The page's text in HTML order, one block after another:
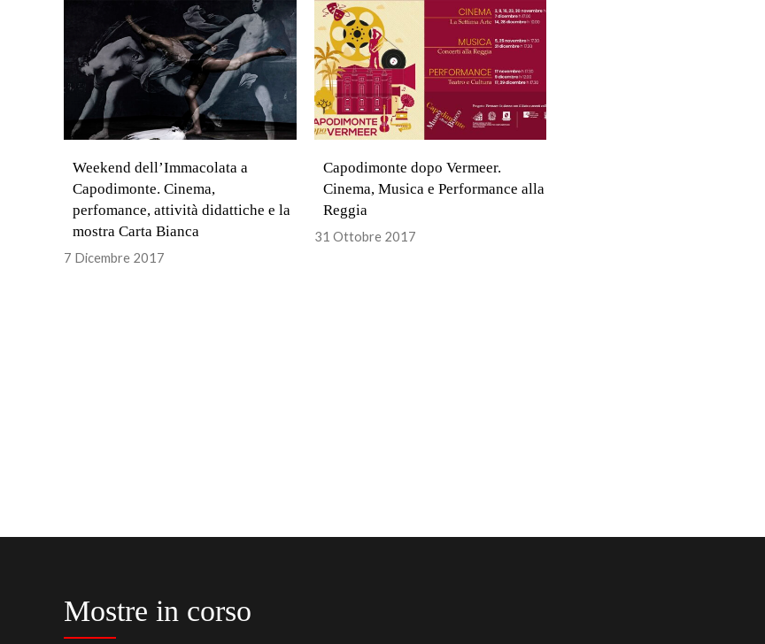
Weekend dell’Immacolata a
Capodimonte. Cinema,
perfomance, attività didattiche e la
mostra Carta Bianca
7 Dicembre 2017
Capodimonte dopo Vermeer.
Cinema, Musica e Performance alla
Reggia
31 Ottobre 2017
Mostre in corso